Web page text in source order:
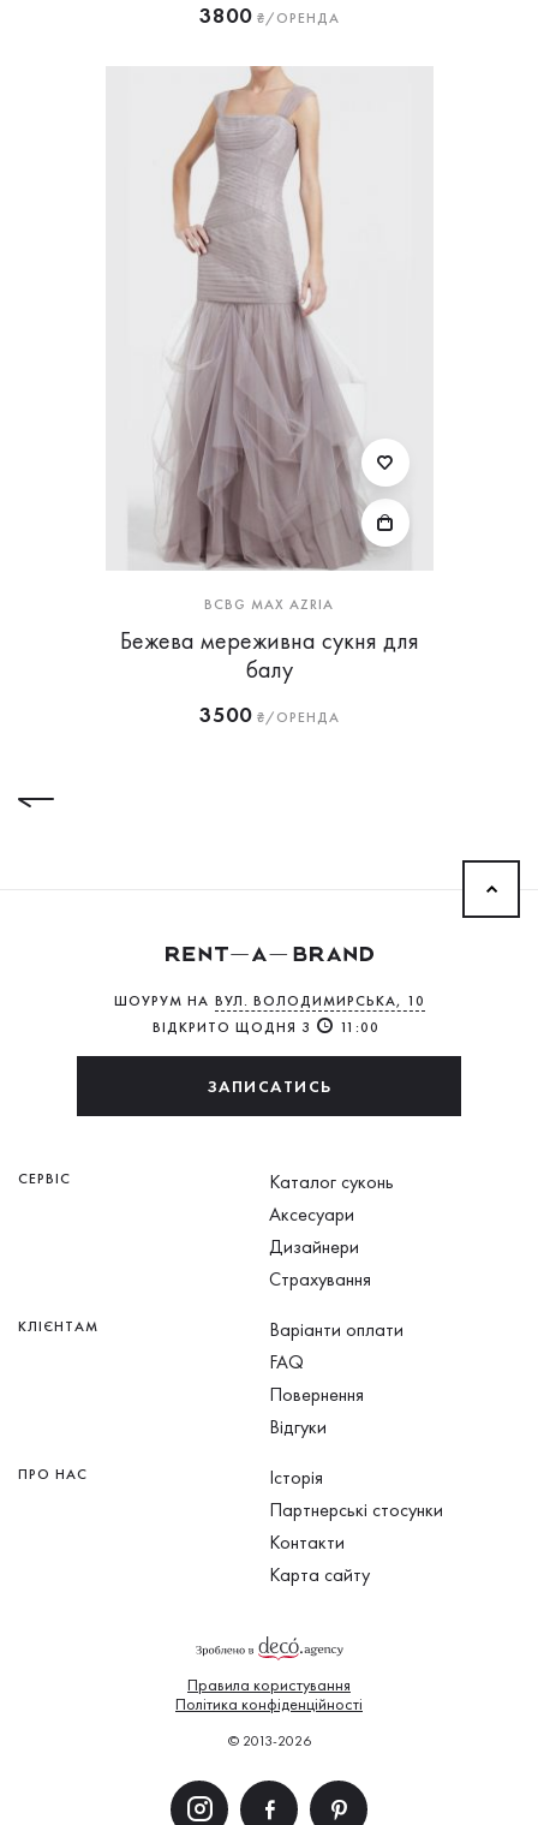
3800₴/ОРЕНДА
BCBG MAX AZRIA
Бежева мереживна сукня для
балу
3500₴/ОРЕНДА
ШОУРУМ НА ВУЛ. ВОЛОДИМИРСЬКА, 10
ВІДКРИТО ЩОДНЯ З
11:00
ЗАПИСАТИСЬ
СЕРВІС
Каталог суконь
Аксесуари
Дизайнери
Страхування
КЛІЄНТАМ
Варіанти оплати
FAQ
Повернення
Відгуки
ПРО НАС
Історія
Партнерські стосунки
Контакти
Карта сайту
Правила користування
Політика конфіденційності
© 2013-2026